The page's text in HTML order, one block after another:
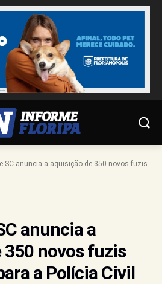
SC anuncia a aquisição de 350 novos fuzis
anuncia a
350 novos fuzis
a Polícia Civil